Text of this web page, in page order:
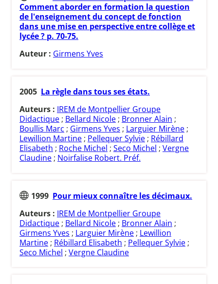
Comment aborder en formation la question
de l'enseignement du concept de fonction
dans une mise en perspective entre collège et
lycée ? p. 70-75.
Auteur : Girmens Yves
2005 La règle dans tous ses états.
Auteurs : IREM de Montpellier Groupe
Didactique ; Bellard Nicole ; Bronner Alain ;
Boullis Marc ; Girmens Yves ; Larguier Mirène ;
Lewillion Martine ; Pellequer Sylvie ; Rébillard
Elisabeth ; Roche Michel ; Seco Michel ; Vergne
Claudine ; Noirfalise Robert. Préf.
1999 Pour mieux connaître les décimaux.
Auteurs : IREM de Montpellier Groupe
Didactique ; Bellard Nicole ; Bronner Alain ;
Girmens Yves ; Larguier Mirène ; Lewillion
Martine ; Rébillard Elisabeth ; Pellequer Sylvie ;
Seco Michel ; Vergne Claudine